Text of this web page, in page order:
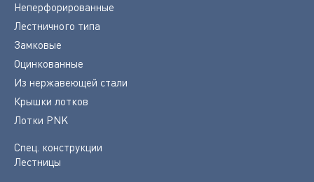
Неперфорированные
Лестничного типа
Замковые
Оцинкованные
Из нержавеющей стали
Крышки лотков
Лотки PNK
Спец. конструкции
Лестницы